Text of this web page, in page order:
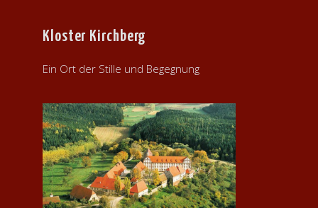
Kloster Kirchberg
Ein Ort der Stille und Begegnung